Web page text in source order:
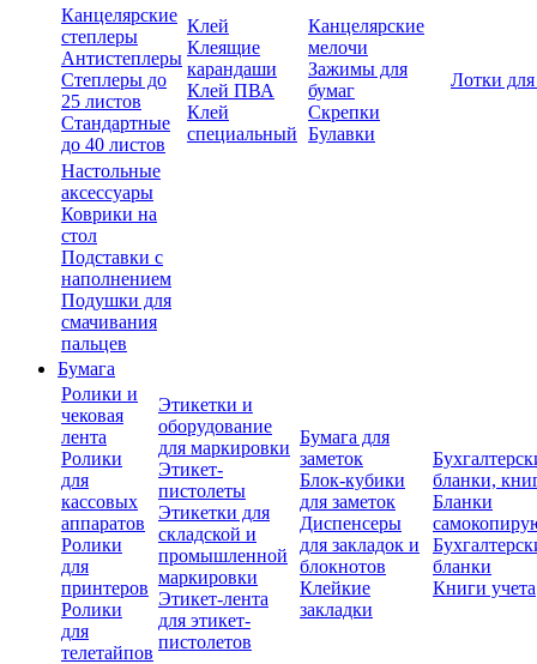
Канцелярские
степлеры
Антистеплеры
Степлеры до
25 листов
Стандартные
до 40 листов
Клей
Клеящие
карандаши
Клей ПВА
Клей
специальный
Канцелярские
мелочи
Зажимы для
бумаг
Скрепки
Булавки
Лотки
Настольные
аксессуары
Коврики на
стол
Подставки с
наполнением
Подушки для
смачивания
пальцев
Бумага
Ролики и
чековая
лента
Ролики
для
кассовых
аппаратов
Ролики
для
принтеров
Ролики
для
телетайпов
Этикетки и
оборудование
для маркировки
Этикет-
пистолеты
Этикетки для
складской и
промышленной
маркировки
Этикет-лента
для этикет-
пистолетов
Бумага для
заметок
Блок-кубики
для заметок
Диспенсеры
для закладок и
блокнотов
Клейкие
закладки
бланки,
Бланки
бланки
Книги учета